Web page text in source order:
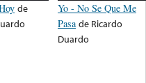
de
Yo - No Se Que Me
Pasa de Ricardo
Duardo